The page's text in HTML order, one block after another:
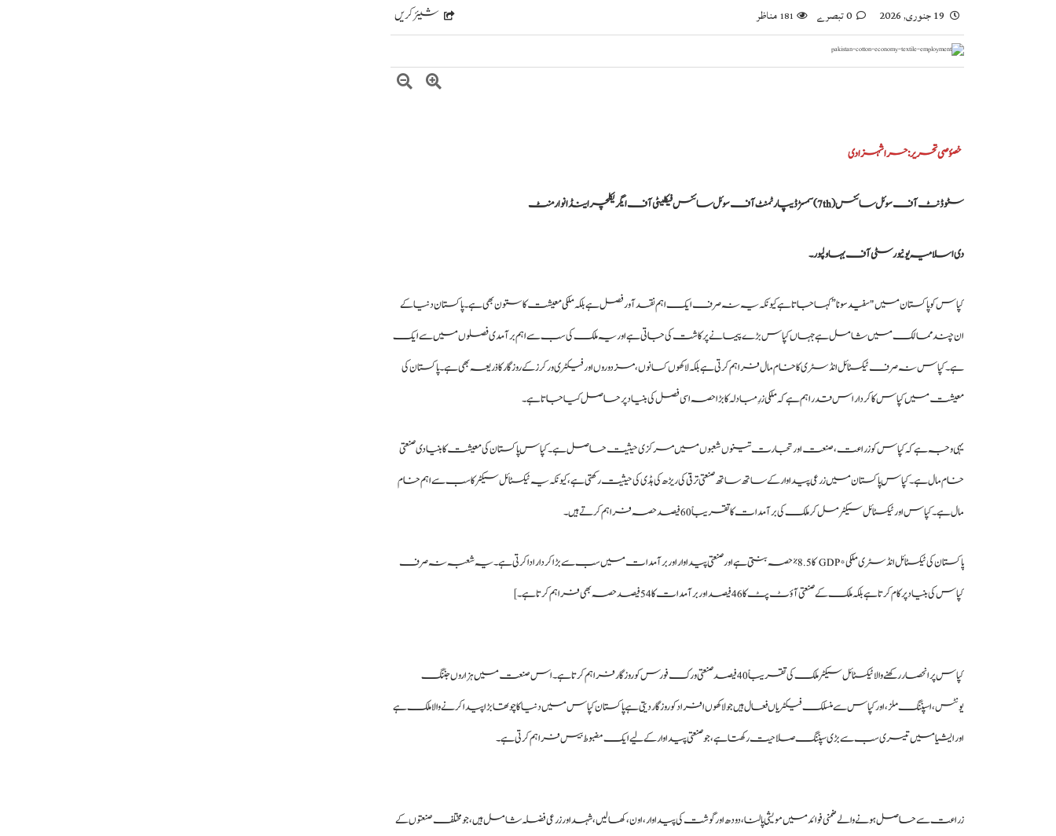
شیئر کریں 19 جنوری, 2026 181مناظر
خصؤصی تحریر : حرا شہزادی
سٹوڈنٹ آف سوئل سائنس (7th) سمسڑ ڈیپارٹمنٹ آف سوئل سائنس فیکلیٹی آف ایگریکلچر اینڈ انوارمنٹ
دی اسلامیہ یونیورسٹی آف بہاولپور۔
کپاس کو پاکستان میں"سفید سونا”کہا جاتا ہے کیونکہ یہ نہ صرف ایک اہم نقد آور فصل ہے بلکہ ملکی معیشت کا ستون بھی ہے۔ پاکستان دنیا کے
ان چند ممالک میں شامل ہے جہاں کپاس بڑے پیمانے پر کاشت کی جاتی ہے اور یہ ملک کی سب سے اہم برآمدی فصلوں میں سے ایک
ہے۔ کپاس نہ صرف ٹیکسٹائل انڈسٹری کا خام مال فراہم کرتی ہے بلکہ لاکھوں کسانوں، مزدوروں اور فیکٹری ورکرز کے روزگار کا ذریعہ بھی ہے۔ پاکستان کی
معیشت میں کپاس کا کردار اس قدر اہم ہے کہ ملکی زرِمبادلہ کا بڑا حصہ اسی فصل کی بنیاد پر حاصل کیا جاتا ہے۔
یہی وجہ ہے کہ کپاس کو زراعت، صنعت اور تجارت تینوں شعبوں میں مرکزی حیثیت حاصل ہے ۔ کپاس پاکستان کی معیشت کا بنیادی صنعتی
خام مال ہے۔ کپاس پاکستان میں زرعی پیداوار کے ساتھ ساتھ صنعتی ترقی کی ریڑھ کی ہڈی کی حیثیت رکھتی ہے، کیونکہ یہ ٹیکسٹائل سیکٹر کا سب سے اہم خام
مال ہے۔ کپاس اور ٹیکسٹائل سیکٹر مل کر ملک کی برآمدات کا تقریباً 60 فیصد حصہ فراہم کرتے ہیں۔
پاکستان کی ٹیکسٹائل انڈسٹری ملکی *GDP کا 8.5% حصہ بنتی ہے اور صنعتی پیداوار اور برآمدات میں سب سے بڑا کردار ادا کرتی ہے۔ یہ شعبہ نہ صرف
کپاس کی بنیاد پر کام کرتا ہے بلکہ ملک کے صنعتی آؤٹ پٹ کا 46 فیصد اور برآمدات کا 54 فیصد حصہ بھی فراہم کرتا ہے۔]
کپاس پر انحصار رکھنے والا ٹیکسٹائل سیکٹر ملک کی تقریباً 40 فیصد صنعتی ورک فورس کو روزگار فراہم کرتا ہے۔اس صنعت میں ہزاروں جننگ
یونٹس، اسپننگ ملز، اور کپاس سے منسلک فیکٹریاں فعال ہیں جو لاکھوں افراد کو روزگار دیتی ہےپاکستان کپاس میں دنیا کا چوتھا بڑا پیدا کرنے والا ملک ہے
اور ایشیا میں تیسری سب سے بڑی سپننگ صلاحیت رکھتا ہے، جو صنعتی پیداوار کے لیے ایک مضبوط بیس فراہم کرتی ہے۔
زراعت سے حاصل ہونے والے ضمنی فوائد میں مویشی پالنا، دودھ اور گوشت کی پیداوار، اون، کھالیں، شہد اور زرعی فضلہ شامل ہیں، جو مختلف صنعتوں کے